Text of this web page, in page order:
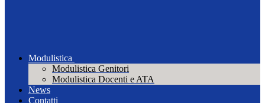
Modulistica
Modulistica Genitori
Modulistica Docenti e ATA
News
Contatti